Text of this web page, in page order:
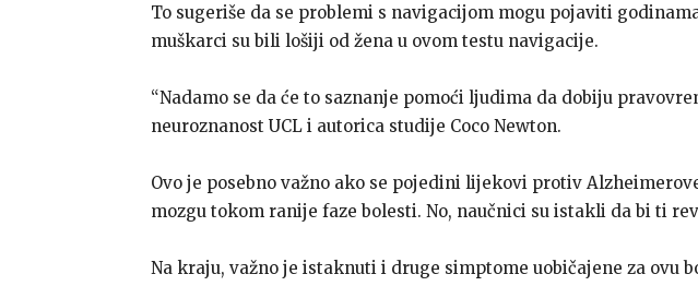
To sugeriše da se problemi s navigacijom mogu pojaviti
muškarci su bili lošiji od žena u ovom testu navigacije.
“Nadamo se da će to saznanje pomoći ljudima da dobiju
neuroznanost UCL i autorica studije Coco Newton.
Ovo je posebno važno ako se pojedini lijekovi protiv
mozgu tokom ranije faze bolesti. No, naučnici su istakli da bi ti
Na kraju, važno je istaknuti i druge simptome uobičajene za ovu